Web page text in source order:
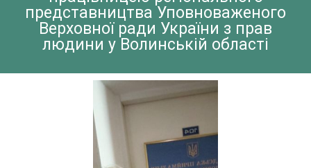
представництва Уповноваженого
Верховної ради України з прав
людини у Волинській області